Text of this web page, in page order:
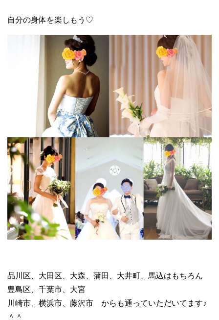
自分の身体を楽しもう♡
品川区、大田区、大森、蒲田、大井町、馬込はもちろん
豊島区、千葉市、大宮
川崎市、横浜市、藤沢市 からも通っていただいてます♪
＾＾